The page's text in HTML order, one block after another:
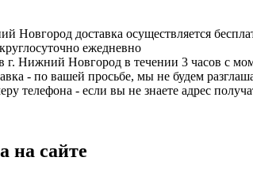
Новгород доставка осуществляется
ежедневно
г. Нижний Новгород в течении 3 часов с
- по вашей просьбе, мы не будем
телефона - если вы не знаете адрес
на сайте